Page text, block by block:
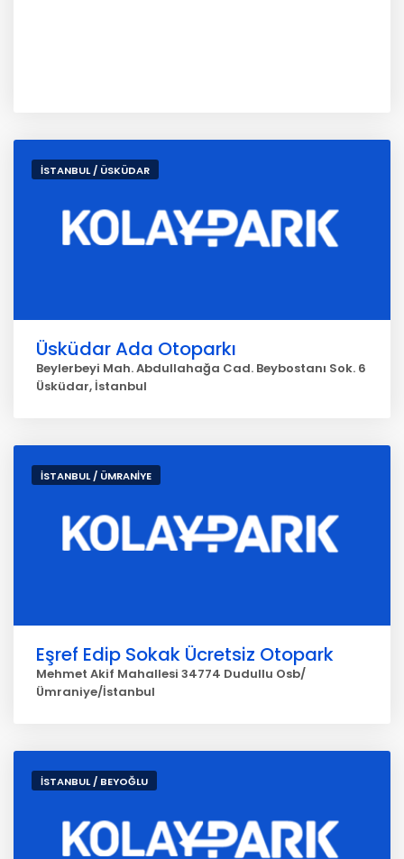
İSTANBUL / ÜSKÜDAR
Üsküdar Ada Otoparkı
Beylerbeyi Mah. Abdullahağa Cad. Beybostanı Sok. 6
Üsküdar, İstanbul
İSTANBUL / ÜMRANİYE
Eşref Edip Sokak Ücretsiz Otopark
Mehmet Akif Mahallesi 34774 Dudullu Osb/
Ümraniye/İstanbul
İSTANBUL / BEYOĞLU